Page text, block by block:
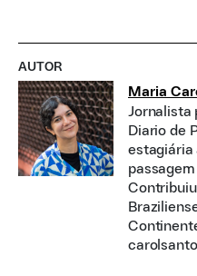
AUTOR
Maria
Jornalista
Diario de
estagiária